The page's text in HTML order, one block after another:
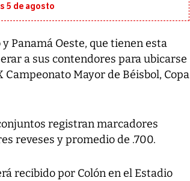
5 de agosto
Panamá Oeste, que tienen esta
a sus contendores para ubicarse
Mayor de Béisbol, Copa
registran marcadores
reveses y promedio de .700.
recibido por Colón en el Estadio